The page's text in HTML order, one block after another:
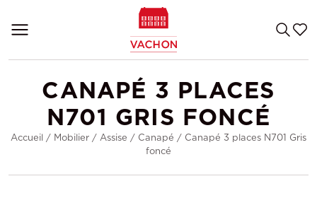
CANAPÉ 3 PLACES
N701 GRIS FONCÉ
Accueil / Mobilier / Assise / Canapé / Canapé 3 places N701 Gris
foncé